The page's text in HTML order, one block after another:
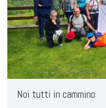
Noi tutti in cammino